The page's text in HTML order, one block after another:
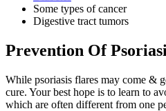
Some types of cancer
Digestive tract tumors
Prevention Of
While psoriasis flares may come &
cure. Your best hope is to learn to
which are often different from one